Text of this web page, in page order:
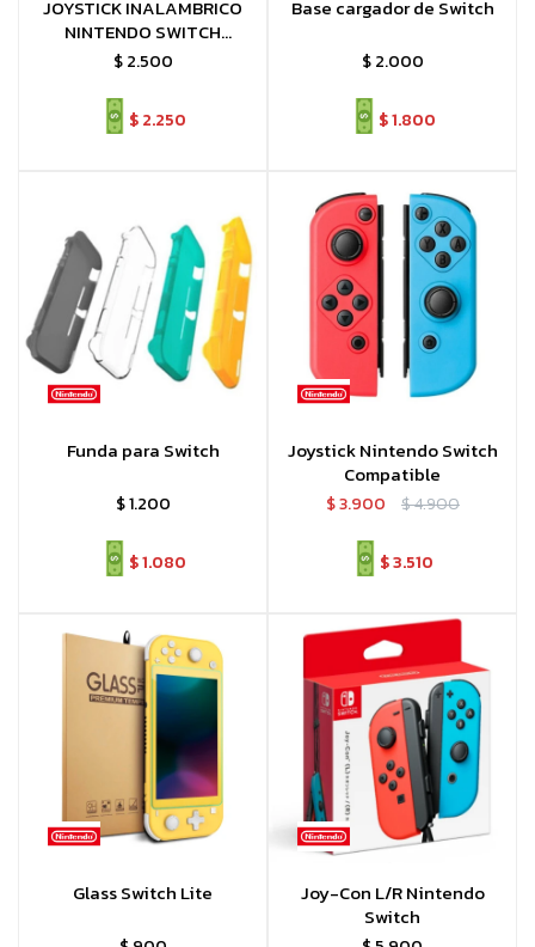
JOYSTICK INALAMBRICO
NINTENDO SWITCH
COMPATIBLE
$ 2.500
$ 2.250
Base cargador de Switch
$ 2.000
$1.800
Funda para Switch
$1.200
$1.080
Joystick Nintendo Switch
Compatible
$3.900 $4.900
$3.510
Glass Switch Lite
Joy-Con L/R Nintendo
Switch